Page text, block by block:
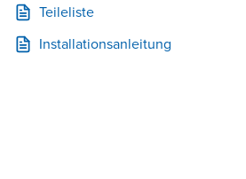
Teileliste
Installationsanleitung